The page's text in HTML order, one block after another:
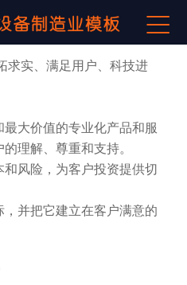

服务
求实、满足用户、科技进
大价值的专业化产品和服
理解、尊重和支持。
风险，为客户投资提供切
并把它建立在客户满意的